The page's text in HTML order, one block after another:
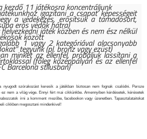
kezdő 11 játékosra koncentráljunk
igazítani a csapat képességeit
a védekezés, erősítsük a támadósort,
erős védők hátra)
játék közben és nem ész nélkül
között
1 vagy 2 kategóriával alacsonyabb
tegyünk (pl. bronz vagy ezüst)
minket az ellenfél, próbáljuk lassítani a
(főleg középpályán és az ellenfél
Barcelona stílusban)
szórakozást keresik a játékban biztosan nem fognak csalódni. Persze
ez nem a világ vége. Ennyi fért mai cikkünkbe. Amennyiben kérdésetek, kérésetek
írni a komment mezőbe, facebookon vagy üzenetben. Tapasztalataitokat
cikkben megosztani mindenkivel!